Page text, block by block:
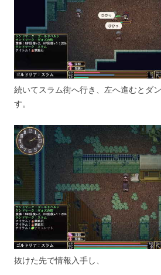
続いてスラム街へ行き、左へ進むとダ
す。
抜けた先で情報入手し、